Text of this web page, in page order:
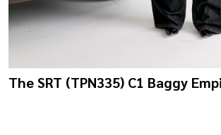
The SRT (TPN335) C1 Baggy